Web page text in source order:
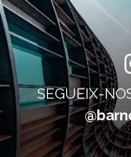
SEGUEIX-